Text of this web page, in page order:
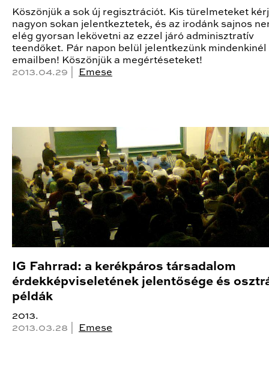
Köszönjük a sok új regisztrációt. Kis türelmeteket
nagyon sokan jelentkeztetek, és az irodánk sajnos
elég gyorsan lekövetni az ezzel járó adminisztratív
teendőket. Pár napon belül jelentkezünk mindenkinél
emailben! Köszönjük a megértéseteket!
2013.04.29 |
Emese
IG Fahrrad: a kerékpáros társadalom
érdekképviseletének jelentősége és
példák
2013.
2013.03.28 |
Emese